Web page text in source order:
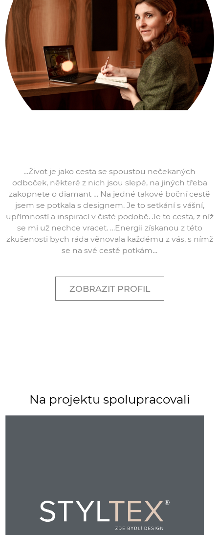
…Život je jako cesta se spoustou nečekaných
odboček, některé z nich jsou slepé, na jiných třeba
zakopnete o diamant … Na jedné takové boční cestě
jsem se potkala s designem. Je to setkání s vášní,
upřímností a inspirací v čisté podobě. Je to cesta, z níž
se mi už nechce vracet. …Energii získanou z této
zkušenosti bych ráda věnovala každému z vás, s nímž
se na své cestě potkám…
ZOBRAZIT PROFIL
Na projektu spolupracovali